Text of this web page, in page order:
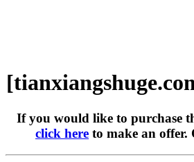
If you would like to purchase
click here to make an offer.